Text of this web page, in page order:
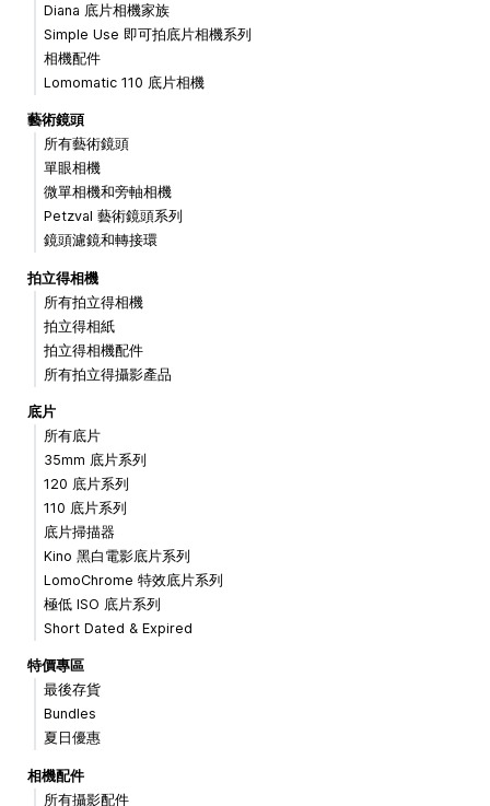
Diana 底片相機家族
Simple Use 即可拍底片相機系列
相機配件
Lomomatic 110 底片相機
藝術鏡頭
所有藝術鏡頭
單眼相機
微單相機和旁軸相機
Petzval 藝術鏡頭系列
鏡頭濾鏡和轉接環
拍立得相機
所有拍立得相機
拍立得相紙
拍立得相機配件
所有拍立得攝影產品
底片
所有底片
35mm 底片系列
120 底片系列
110 底片系列
底片掃描器
Kino 黑白電影底片系列
LomoChrome 特效底片系列
極低 ISO 底片系列
Short Dated & Expired
特價專區
最後存貨
Bundles
夏日優惠
相機配件
所有攝影配件